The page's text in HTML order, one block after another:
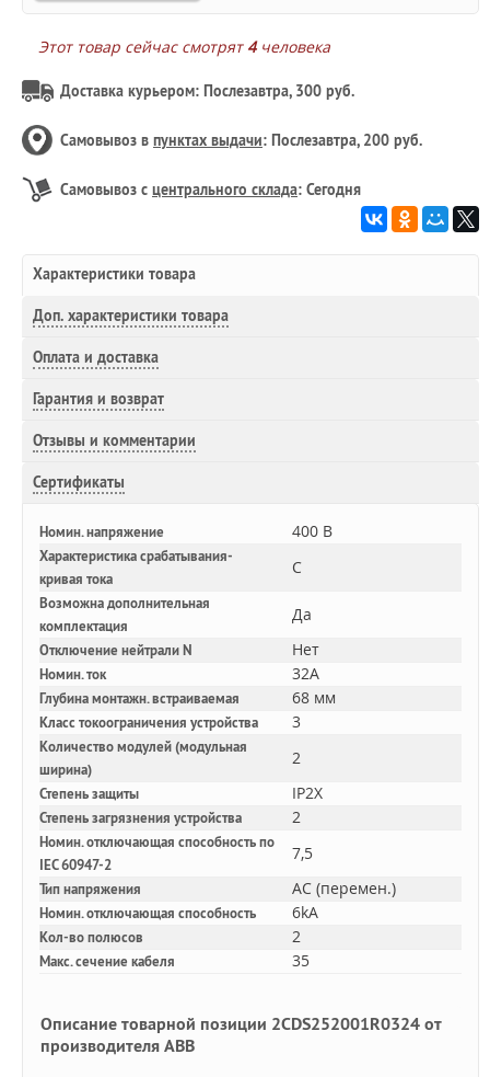
Этот товар сейчас смотрят 4человека
Доставка курьером: Послезавтра, 300 руб.
Самовывоз в пунктах выдачи: Послезавтра, 200 руб.
Самовывоз с центрального склада: Сегодня
Характеристики товара
Доп. характеристики товара
Оплата и доставка
Гарантия и возврат
Отзывы и комментарии
Сертификаты
Номин. напряжение 400 В
Характеристика срабатывания-
кривая тока
C
Возможна дополнительная
комплектация
Да
Отключение нейтрали N Нет
Номин. ток 32A
Глубина монтажн. встраиваемая 68 мм
Класс токоограничения устройства 3
Количество модулей (модульная
ширина)
2
Степень защиты IP2X
Степень загрязнения устройства 2
Номин. отключающая способность по
IEC 60947-2
7,5
Тип напряжения AC (перемен.)
Номин. отключающая способность 6kA
Кол-во полюсов 2
Макс. сечение кабеля 35
Описание товарной позиции 2CDS252001R0324 от
производителя ABB